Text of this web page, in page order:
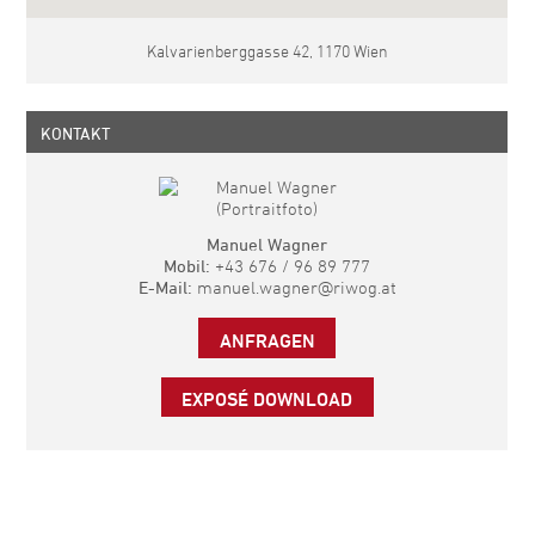
Kalvarienberggasse 42, 1170 Wien
KONTAKT
Manuel Wagner
Mobil: +43 676 / 96 89 777
E-Mail: manuel.wagner@riwog.at
ANFRAGEN
EXPOSÉ DOWNLOAD